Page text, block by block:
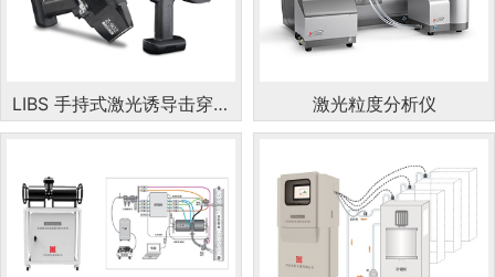
LIBS 手持式激光诱导击穿光
谱仪
激光粒度分析仪